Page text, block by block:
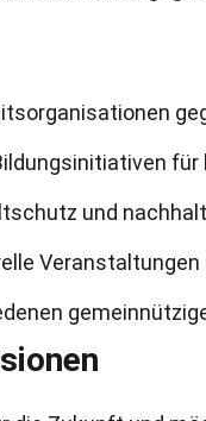
für
und
Veranstaltungen